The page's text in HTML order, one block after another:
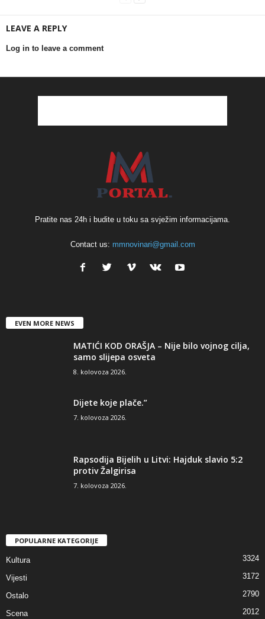
LEAVE A REPLY
Log in to leave a comment
Pratite nas 24h i budite u toku sa svježim informacijama.
Contact us: mmnovinari@gmail.com
EVEN MORE NEWS
MATIĆI KOD ORAŠJA – Nije bilo vojnog cilja,
samo slijepa osveta
8. kolovoza 2026.
Dijete koje plače.”
7. kolovoza 2026.
Rapsodija Bijelih u Litvi: Hajduk slavio 5:2
protiv Žalgirisa
7. kolovoza 2026.
POPULARNE KATEGORIJE
Kultura 3324
Vijesti 3172
Ostalo 2790
Scena 2012